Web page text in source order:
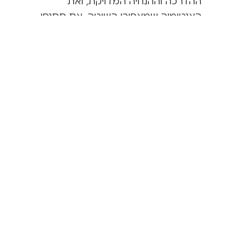
האנטומיה שמאחורי השיטה. את תתנסי